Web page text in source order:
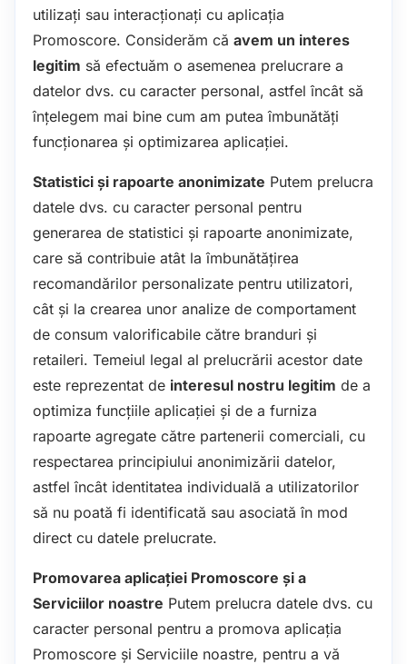
utilizați sau interacționați cu aplicația
Promoscore. Considerăm căavem un interes
legitim să efectuăm o asemenea prelucrare a
datelor dvs. cu caracter personal, astfel încât să
înțelegem mai bine cum am putea îmbunătăți
funcționarea și optimizarea aplicației.
Statistici și rapoarte anonimizate Putem prelucra
datele dvs. cu caracter personal pentru
generarea de statistici și rapoarte anonimizate,
care să contribuie atât la îmbunătățirea
recomandărilor personalizate pentru utilizatori,
cât și la crearea unor analize de comportament
de consum valorificabile către branduri și
retaileri. Temeiul legal al prelucrării acestor date
este reprezentat de interesul nostru legitim de a
optimiza funcțiile aplicației și de a furniza
rapoarte agregate către partenerii comerciali, cu
respectarea principiului anonimizării datelor,
astfel încât identitatea individuală a utilizatorilor
să nu poată fi identificată sau asociată în mod
direct cu datele prelucrate.
Promovarea aplicației Promoscore și a
Serviciilor noastre Putem prelucra datele dvs. cu
caracter personal pentru a promova aplicația
Promoscore și Serviciile noastre, pentru a vă